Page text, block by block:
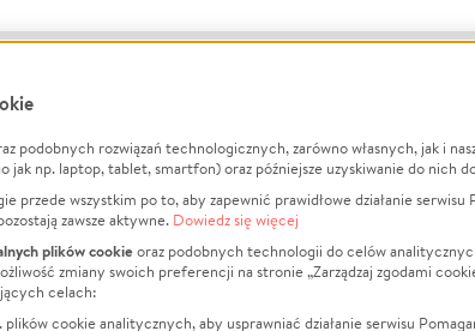
Informacje
Jak to działa?
Regulamin
Polityka Prywatności
O nas
Opinie
Raporty
Za darmo
podobnych rozwiązań technologicznych, zarówno własnych, jak i
jak np. laptop, tablet, smartfon) oraz późniejsze uzyskiwanie do nich
przede wszystkim po to, aby zapewnić prawidłowe działanie
zawsze aktywne. Dowiedz się więcej
plików cookieoraz podobnych technologii do celów
zmiany swoich preferencji na stronie „Zarządzaj zgodami
celach:
plików cookie analitycznych, aby usprawniać działanie serwisu